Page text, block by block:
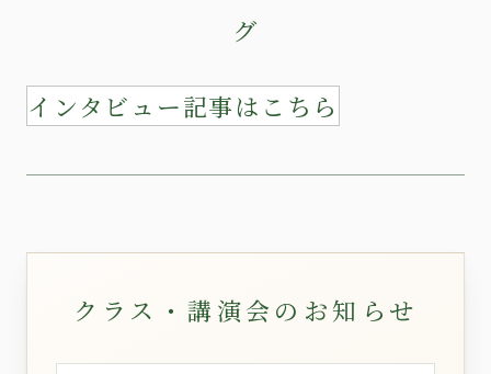
グ
インタビュー記事はこちら
クラス・講演会のお知らせ